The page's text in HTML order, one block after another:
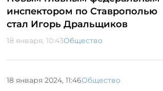
инспектором по Ставрополью
стал Игорь Дральщиков
18 января, 10:43Общество
18 января 2024, 11:46Общество